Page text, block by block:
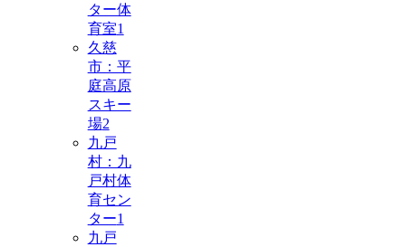
ター体
育室1
久慈
市：平
庭高原
スキー
場2
九戸
村：九
戸村体
育セン
ター1
九戸